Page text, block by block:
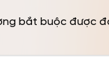
bắt buộc được